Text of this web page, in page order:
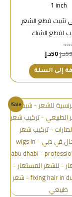
1 inch
تثبيت قطع الشعر
لقطع الشبك
تم
التقييم
59د.إ50د.إ
إلى السلة
Sale!